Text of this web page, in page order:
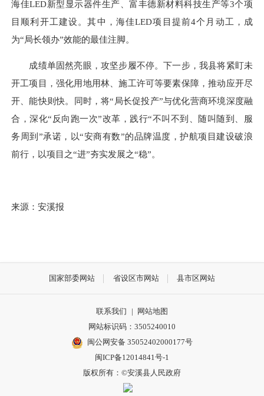
海佳LED新型显示器件生产、富丰德新材料科技生产等3个项
目顺利开工建设。其中，海佳LED项目提前4个月动工，成
为“局长领办”效能的最佳注脚。
成绩单固然亮眼，攻坚步履不停。下一步，我县将紧盯未
开工项目，强化用地用林、施工许可等要素保障，推动应开尽
开、能快则快。同时，将“局长促投产”与优化营商环境深度融
合，深化“反向跑一次”改革，践行“不叫不到、随叫随到、服
务周到”承诺，以“安商有数”的品牌温度，护航项目建设破浪
前行，以项目之“进”夯实发展之“稳”。
来源：安溪报
国家部委网站 省设区市网站 县市区网站
联系我们 | 网站地图
网站标识码：3505240010
闽公网安备 35052402000177号
闽ICP备12014841号-1
版权所有：©安溪县人民政府